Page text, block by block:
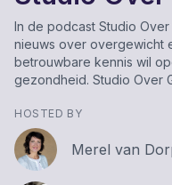
In de podcast Studio
nieuws over overgewicht
betrouwbare kennis wil
gezondheid. Studio Over
HOSTED BY
Merel van